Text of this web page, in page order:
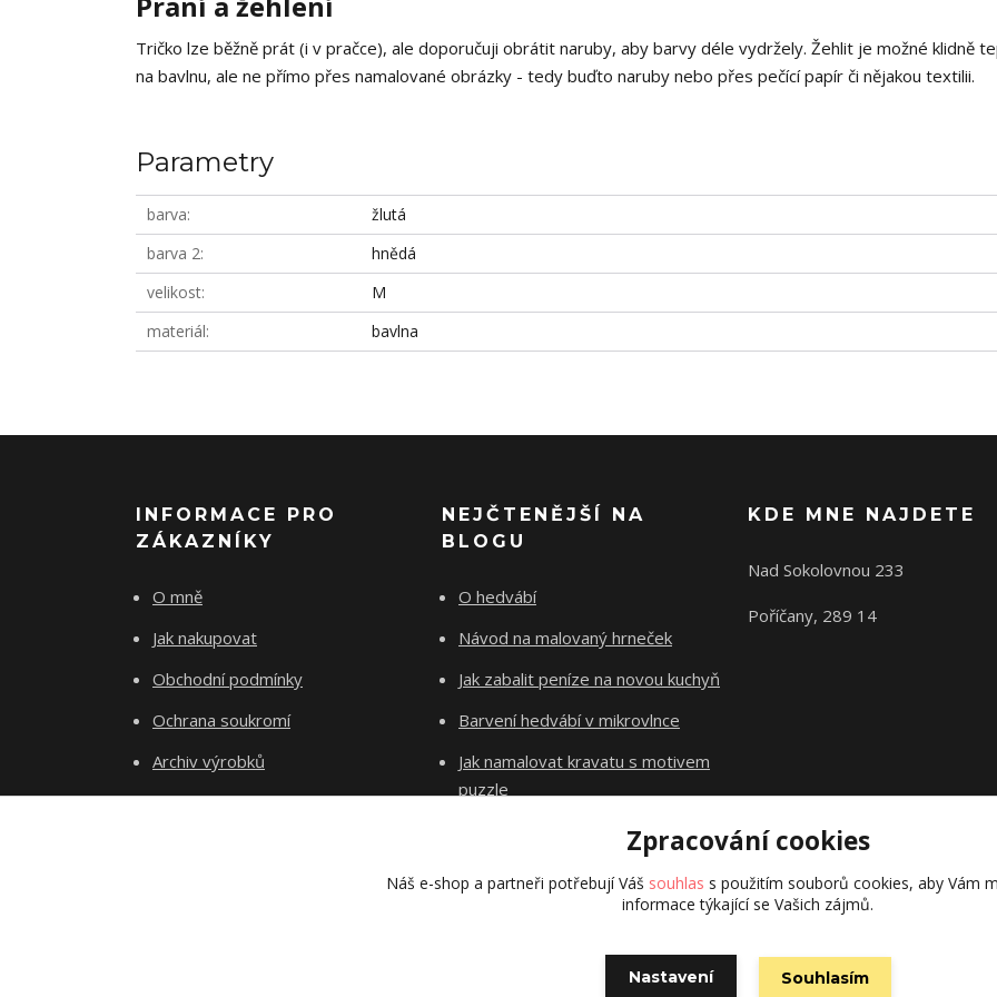
Tričko lze běžně prát (i v pračce), ale doporučuji obrátit naruby, aby barvy déle vydržely. Žehlit je možné klidně
na bavlnu, ale ne přímo přes namalované obrázky - tedy buďto naruby nebo přes pečící papír či nějakou textilii.
Parametry
barva
žlutá
barva 2
hnědá
velikost
M
materiál
bavlna
INFORMACE PRO
ZÁKAZNÍKY
O mně
Jak nakupovat
Obchodní podmínky
Ochrana soukromí
Archiv výrobků
Kontakty
NEJČTENĚJŠÍ NA
BLOGU
O hedvábí
Návod na malovaný hrneček
Jak zabalit peníze na novou kuchyň
Barvení hedvábí v mikrovlnce
Jak namalovat kravatu s motivem
puzzle
KDE MNE NAJDETE
Nad Sokolovnou 233
Poříčany, 289 14
Původní stránky
Zpracování cookies
Náš e-shop a partneři potřebují Váš souhlas s použitím souborů cookies, aby Vám
informace týkající se Vašich zájmů.
Nastavení Souhlasím